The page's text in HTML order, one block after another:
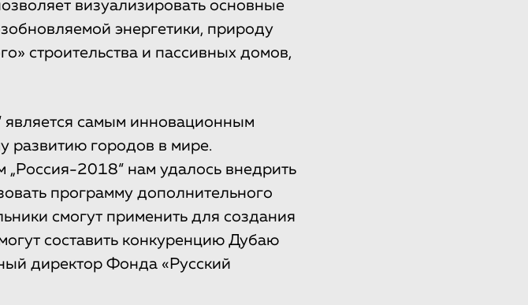
визуализировать основные
энергетики, природу
строительства и пассивных домов,
самым инновационным
развитию городов в мире.
„Россия-2018“ нам удалось внедрить
программу дополнительного
смогут применить для создания
составить конкуренцию Дубаю
директор Фонда «Русский